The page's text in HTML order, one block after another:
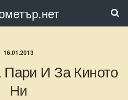
16.01.2013
И За Киното
Ни